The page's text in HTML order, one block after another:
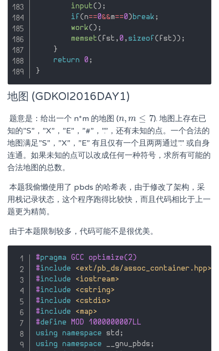
input( ) ;
if ( n==0&&m==0 ) break ;
work( ) ;
memset( fst , 0 , sizeof ( fst ) ) ;
}
return
0 ;
}
地图 (GDKOI2016DAY1)
​ 题意是：给出一个 n*m 的地图 (n, m ≤ 7
n,m≤ 7
). 地图上存在已
知的”S”，”X”，”E”，”#”，”.”，还有未知的点。一个合法的
地图满足”S”，”X”，”E” 有且仅有一个且两两通过”.” 或自身
连通。如果未知的点可以改成任何一种符号，求所有可能的
合法地图的总数。
​ 本题我偷懒使用了 pbds 的哈希表，由于修改了架构，采
用栈记录状态，这个程序跑得比较快，而且代码相比于上一
题更为精简。
​ 由于本题限制较多，代码可能不是很优美。
#pragma GCC optimize(2)
#include
<ext/pb_ds/assoc_container.hpp>
#include
<iostream>
#include
<cstring>
#include
<cstdio>
#include
<map>
#define MOD 1000000007LL
using
namespace std ;
using
namespace __gnu_pbds ;